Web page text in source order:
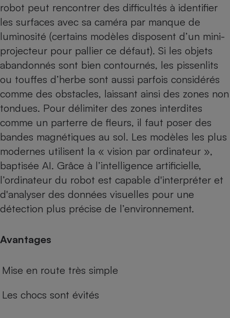
robot peut rencontrer des difficultés à identifier
les surfaces avec sa caméra par manque de
luminosité (certains modèles disposent d’un mini-
projecteur pour pallier ce défaut). Si les objets
abandonnés sont bien contournés, les pissenlits
ou touffes d’herbe sont aussi parfois considérés
comme des obstacles, laissant ainsi des zones non
tondues. Pour délimiter des zones interdites
comme un parterre de fleurs, il faut poser des
bandes magnétiques au sol. Les modèles les plus
modernes utilisent la « vision par ordinateur »,
baptisée AI. Grâce à l’intelligence artificielle,
l’ordinateur du robot est capable d'interpréter et
d'analyser des données visuelles pour une
détection plus précise de l’environnement.
Avantages
Mise en route très simple
Les chocs sont évités